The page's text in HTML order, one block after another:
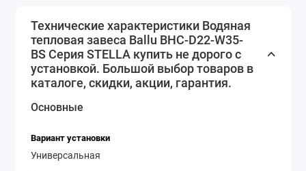
поддерживает заданную температуру в помещении.
Кроме того, данная модель обладает низким уровнем
шума и энергопотреблением, что делает ее
экономичным и экологически чистым решением. Она
имеет элегантный и современный дизайн, который
легко впишется в любой интерьер. Водяная тепловая
эффективное решение для обогрева помещений. Она
обеспечивает комфортную температуру, экономит
Технические характеристики Водяная
тепловая завеса Ballu BHC-D22-W35-
BS Серия STELLA купить не дорого с
установкой. Большой выбор товаров в
каталоге, скидки, акции, гарантия.
Основные
Вариант установки
Универсальная